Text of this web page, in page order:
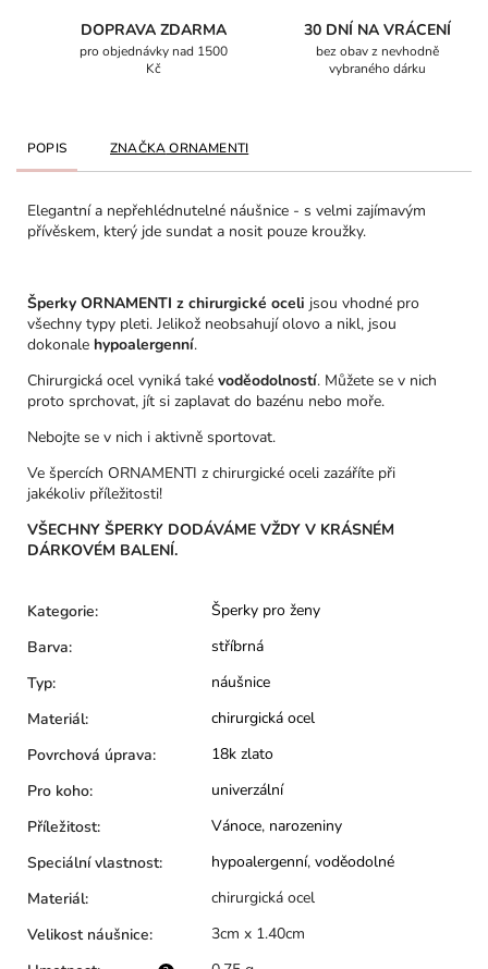
DOPRAVA ZDARMA
pro objednávky nad 1500
Kč
30 DNÍ NA VRÁCENÍ
bez obav z nevhodně
vybraného dárku
POPIS ZNAČKAORNAMENTI
Elegantní a nepřehlédnutelné náušnice - s velmi zajímavým
přívěskem, který jde sundat a nosit pouze kroužky.
Šperky ORNAMENTI z chirurgické oceli jsou vhodné pro
všechny typy pleti. Jelikož neobsahují olovo a nikl, jsou
dokonale hypoalergenní.
Chirurgická ocel vyniká také voděodolností. Můžete se v nich
proto sprchovat, jít si zaplavat do bazénu nebo moře.
Nebojte se v nich i aktivně sportovat.
Ve špercích ORNAMENTI z chirurgické oceli zazáříte při
jakékoliv příležitosti!
VŠECHNY ŠPERKY DODÁVÁME VŽDY V KRÁSNÉM
DÁRKOVÉM BALENÍ.
Kategorie:
Šperky pro ženy
Barva:
stříbrná
Typ:
náušnice
Materiál:
chirurgická ocel
Povrchová úprava:
18k zlato
Pro koho:
univerzální
Příležitost: Vánoce, narozeniny
Speciální vlastnost: hypoalergenní, voděodolné
Materiál:
chirurgická ocel
Velikost náušnice: 3cm x 1.40cm